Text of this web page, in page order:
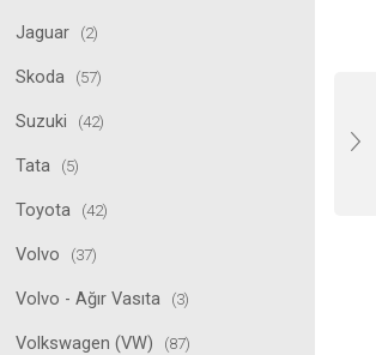
Jaguar (2)
Skoda (57)
Suzuki (42)
Tata (5)
Toyota (42)
Volvo (37)
Volvo - Ağır Vasıta (3)
Volkswagen (VW) (87)